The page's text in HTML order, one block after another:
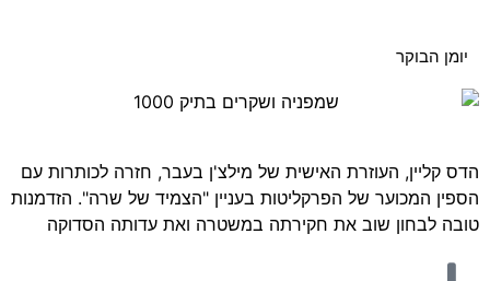
הבוקר
קליין, העוזרת האישית של מילצ'ן בעבר, חזרה לכותרות עם
המכוער של הפרקליטות בעניין "הצמיד של שרה". הזדמנות
לבחון שוב את חקירתה במשטרה ואת עדותה הסדוקה